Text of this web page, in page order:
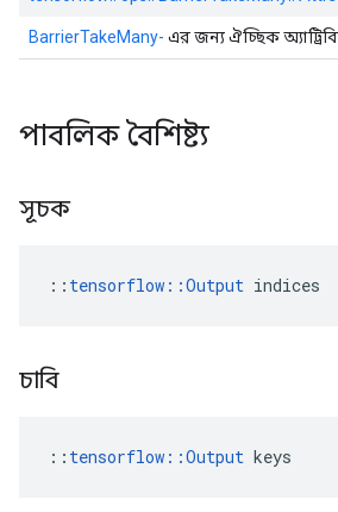
BarrierTakeMany- এর জন্য ঐচ্ছিক
পাবলিক বৈশিষ্ট্য
সূচক
:: tensorflow::Output indices
চাবি
:: tensorflow::Output keys